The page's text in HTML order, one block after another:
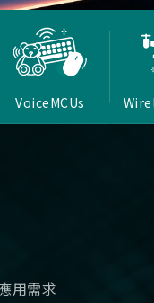
VoiceMCUs
用需求